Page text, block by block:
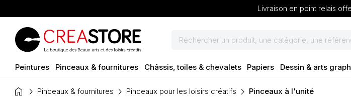
Livraison en point relais
Peintures Pinceaux & fournitures Châssis, toiles & chevalets Papiers Dessin & arts
home Pinceaux & fournitures Pinceaux pour les loisirs créatifs Pinceaux à l'unité